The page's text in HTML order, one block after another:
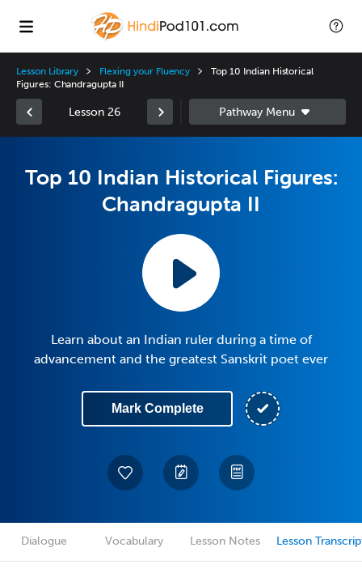
Lesson Library Flexing your Fluency
Top 10 Indian Historical
Figures: Chandragupta II
Lesson 26
Top 10 Indian Historical Figures:
Chandragupta II
Learn about an Indian ruler during a time of
advancement and the greatest Sanskrit poet ever
Mark Complete
Dialogue Vocabulary Lesson Notes Lesson